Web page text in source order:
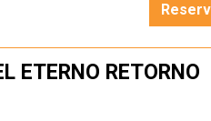
ETERNO RETORNO